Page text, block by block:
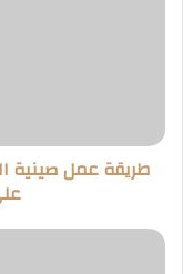
أصولها
بطعم
طريقة عمل صينية
طريقة